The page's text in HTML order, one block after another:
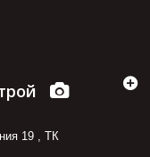
19 , ТК